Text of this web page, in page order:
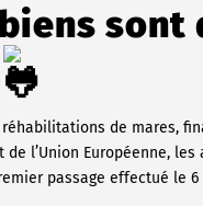
sont
de mares,
l’Union Européenne, les
passage effectué le 6